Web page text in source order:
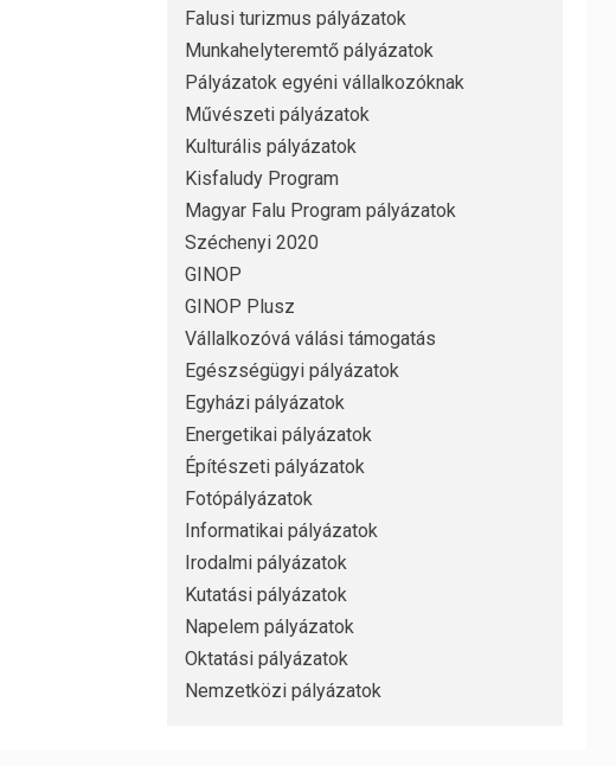
Falusi turizmus pályázatok
Munkahelyteremtő pályázatok
Pályázatok egyéni vállalkozóknak
Művészeti pályázatok
Kulturális pályázatok
Kisfaludy Program
Magyar Falu Program pályázatok
Széchenyi 2020
GINOP
GINOP Plusz
Vállalkozóvá válási támogatás
Egészségügyi pályázatok
Egyházi pályázatok
Energetikai pályázatok
Építészeti pályázatok
Fotópályázatok
Informatikai pályázatok
Irodalmi pályázatok
Kutatási pályázatok
Napelem pályázatok
Oktatási pályázatok
Nemzetközi pályázatok